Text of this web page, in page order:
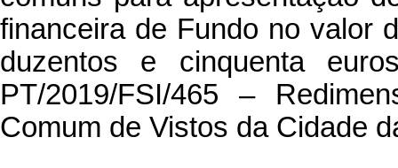
financeira de Fundo no valor
duzentos e cinquenta
PT/2019/FSI/465 –
Comum de Vistos da Cidade